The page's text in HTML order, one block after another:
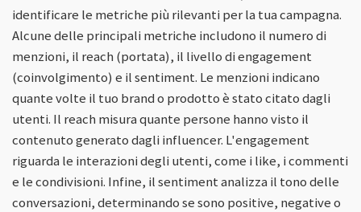
identificare le metriche più rilevanti per la tua campagna.
Alcune delle principali metriche includono il numero di
menzioni, il reach (portata), il livello di engagement
(coinvolgimento) e il sentiment. Le menzioni indicano
quante volte il tuo brand o prodotto è stato citato dagli
utenti. Il reach misura quante persone hanno visto il
contenuto generato dagli influencer. L'engagement
riguarda le interazioni degli utenti, come i like, i commenti
e le condivisioni. Infine, il sentiment analizza il tono delle
conversazioni, determinando se sono positive, negative o